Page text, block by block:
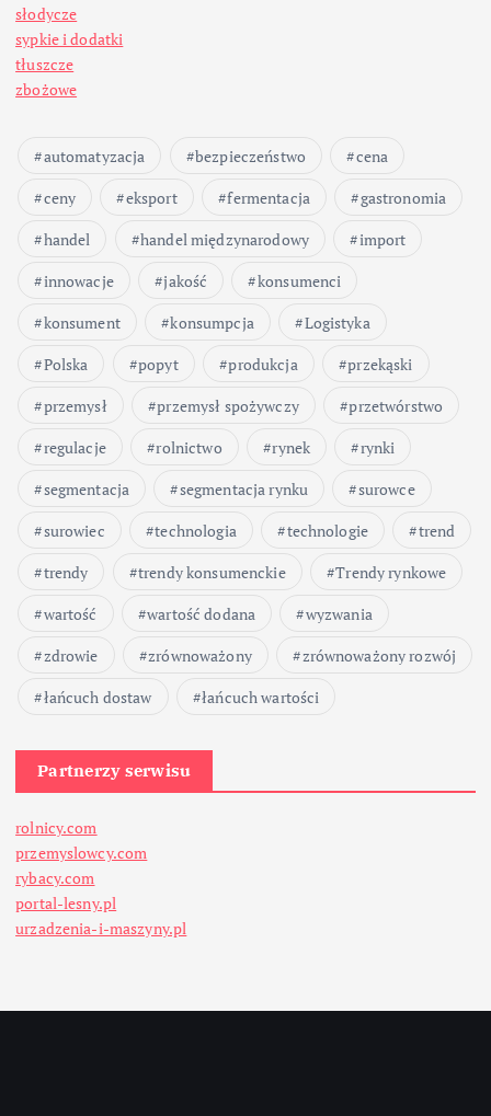
słodycze
sypkie i dodatki
tłuszcze
zbożowe
automatyzacja bezpieczeństwo
cena
ceny
eksport fermentacja
gastronomia
handel
handel międzynarodowy
import
innowacje
jakość
konsumenci
konsument
konsumpcja
Logistyka
Polska
popyt produkcja
przekąski
przemysł
przemysł spożywczy
przetwórstwo
regulacje
rolnictwo rynek
rynki
segmentacja
segmentacja rynku
surowce
surowiec
technologia technologie
trend
trendy
trendy konsumenckie
Trendy rynkowe
wartość
wartość dodana
wyzwania
zdrowie
zrównoważony
zrównoważony rozwój
łańcuch dostaw
łańcuch wartości
Partnerzy serwisu
rolnicy.com
przemyslowcy.com
rybacy.com
portal-lesny.pl
urzadzenia-i-maszyny.pl